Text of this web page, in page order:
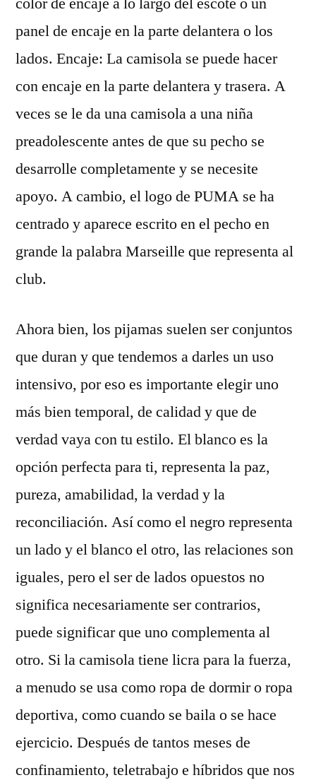
panel de encaje en la parte delantera o los
lados. Encaje: La camisola se puede hacer
con encaje en la parte delantera y trasera. A
veces se le da una camisola a una niña
preadolescente antes de que su pecho se
desarrolle completamente y se necesite
apoyo. A cambio, el logo de PUMA se ha
centrado y aparece escrito en el pecho en
grande la palabra Marseille que representa al
club.
Ahora bien, los pijamas suelen ser conjuntos
que duran y que tendemos a darles un uso
intensivo, por eso es importante elegir uno
más bien temporal, de calidad y que de
verdad vaya con tu estilo. El blanco es la
opción perfecta para ti, representa la paz,
pureza, amabilidad, la verdad y la
reconciliación. Así como el negro representa
un lado y el blanco el otro, las relaciones son
iguales, pero el ser de lados opuestos no
significa necesariamente ser contrarios,
puede significar que uno complementa al
otro. Si la camisola tiene licra para la fuerza,
a menudo se usa como ropa de dormir o ropa
deportiva, como cuando se baila o se hace
ejercicio. Después de tantos meses de
confinamiento, teletrabajo e híbridos que nos